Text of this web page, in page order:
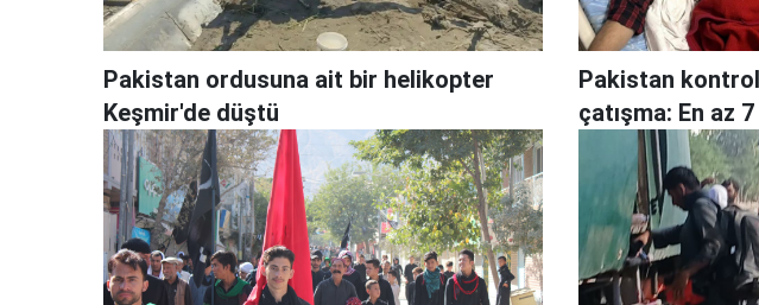
Pakistan ordusuna ait bir helikopter
Keşmir'de düştü
Pakistan
çatışma: En az